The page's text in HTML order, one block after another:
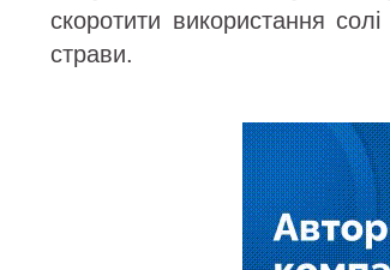
скоротити використання
страви.